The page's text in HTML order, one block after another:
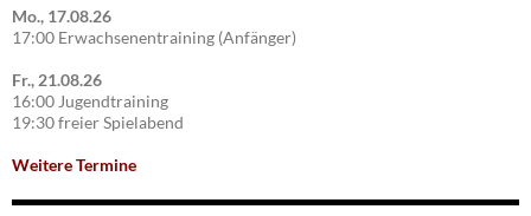
Mo., 17.08.26
17:00 Erwachsenentraining (Anfänger)
Fr., 21.08.26
16:00 Jugendtraining
19:30 freier Spielabend
Weitere Termine